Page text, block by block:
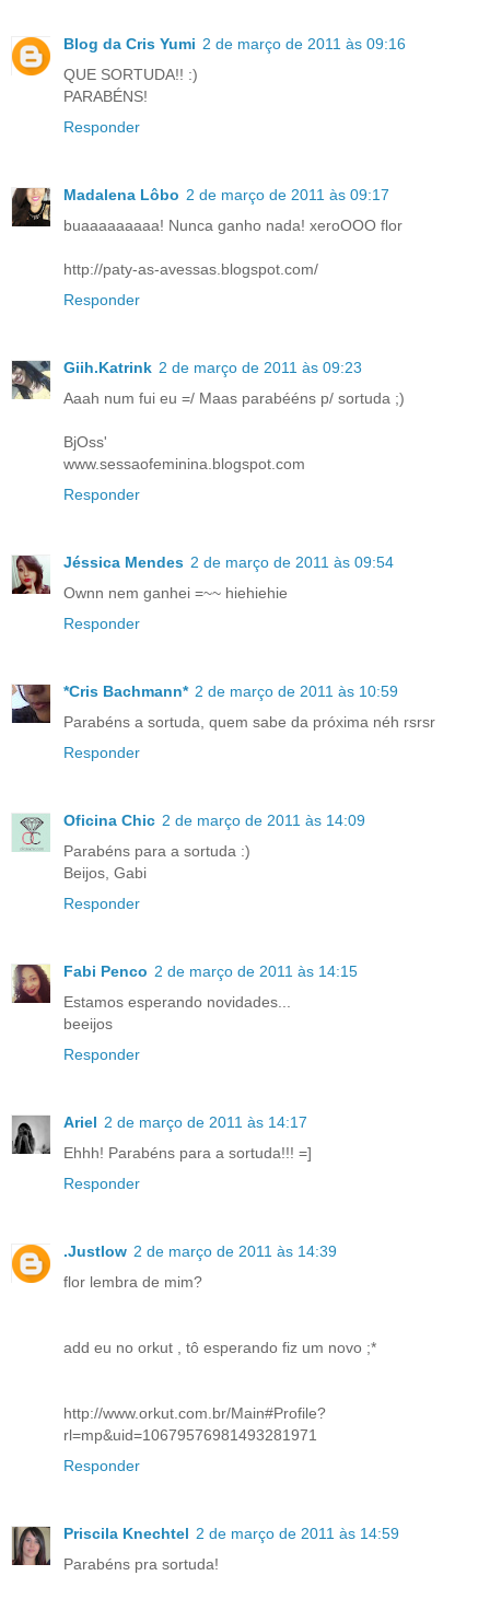
Blog da Cris Yumi 2 de março de 2011 às 09:16
QUE SORTUDA!! :)
PARABÉNS!
Responder
Madalena Lôbo 2 de março de 2011 às 09:17
buaaaaaaaaa! Nunca ganho nada! xeroOOO flor
http://paty-as-avessas.blogspot.com/
Responder
Giih.Katrink 2 de março de 2011 às 09:23
Aaah num fui eu =/ Maas parabééns p/ sortuda ;)
BjOss'
www.sessaofeminina.blogspot.com
Responder
Jéssica Mendes 2 de março de 2011 às 09:54
Ownn nem ganhei =~~ hiehiehie
Responder
*Cris Bachmann* 2 de março de 2011 às 10:59
Parabéns a sortuda, quem sabe da próxima néh rsrsr
Responder
Oficina Chic 2 de março de 2011 às 14:09
Parabéns para a sortuda :)
Beijos, Gabi
Responder
Fabi Penco 2 de março de 2011 às 14:15
Estamos esperando novidades...
beeijos
Responder
Ariel 2 de março de 2011 às 14:17
Ehhh! Parabéns para a sortuda!!! =]
Responder
.Justlow 2 de março de 2011 às 14:39
flor lembra de mim?
add eu no orkut , tô esperando fiz um novo ;*
http://www.orkut.com.br/Main#Profile?
rl=mp&uid=10679576981493281971
Responder
Priscila Knechtel 2 de março de 2011 às 14:59
Parabéns pra sortuda!